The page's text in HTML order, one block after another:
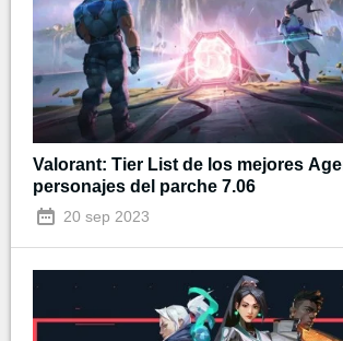
Valorant: Tier List de los mejores
personajes del parche 7.06
20 sep 2023